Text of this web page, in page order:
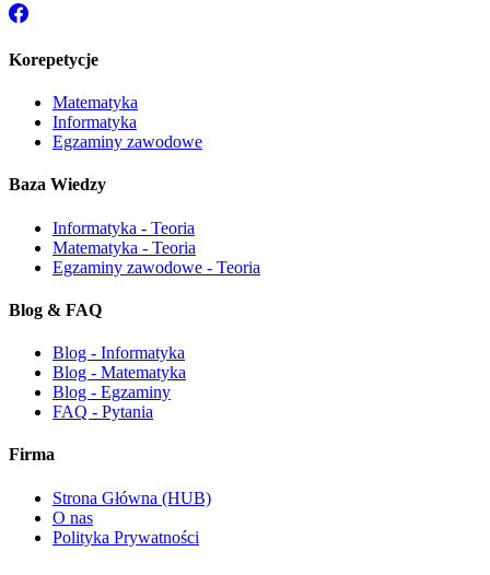
Korepetycje
Matematyka
Informatyka
Egzaminy zawodowe
Baza Wiedzy
Informatyka - Teoria
Matematyka - Teoria
Egzaminy zawodowe - Teoria
Blog & FAQ
Blog - Informatyka
Blog - Matematyka
Blog - Egzaminy
FAQ - Pytania
Firma
Strona Główna (HUB)
O nas
Polityka Prywatności